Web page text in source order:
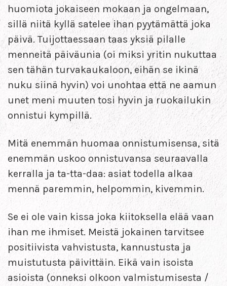
huomiota jokaiseen mokaan ja ongelmaan,
sillä niitä kyllä satelee ihan pyytämättä joka
päivä. Tuijottaessaan taas yksiä pilalle
menneitä päiväunia (oi miksi yritin nukuttaa
sen tähän turvakaukaloon, eihän se ikinä
nuku siinä hyvin) voi unohtaa että ne aamun
unet meni muuten tosi hyvin ja ruokailukin
onnistui kympillä.
Mitä enemmän huomaa onnistumisensa, sitä
enemmän uskoo onnistuvansa seuraavalla
kerralla ja ta-tta-daa: asiat todella alkaa
mennä paremmin, helpommin, kivemmin.
Se ei ole vain kissa joka kiitoksella elää vaan
ihan me ihmiset. Meistä jokainen tarvitsee
positiivista vahvistusta, kannustusta ja
muistutusta päivittäin. Eikä vain isoista
asioista (onneksi olkoon valmistumisesta /